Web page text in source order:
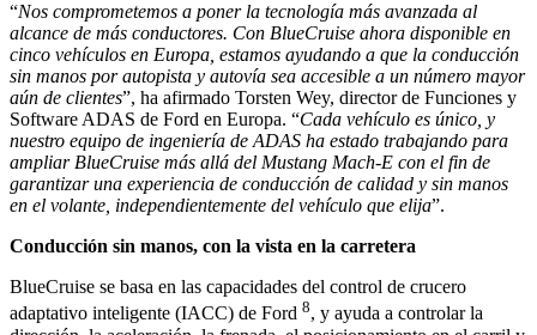
“Nos comprometemos a poner la tecnología más avanzada al
alcance de más conductores. Con BlueCruise ahora disponible en
cinco vehículos en Europa, estamos ayudando a que la conducción
sin manos por autopista y autovía sea accesible a un número mayor
aún de clientes”, ha afirmado Torsten Wey, director de Funciones y
Software ADAS de Ford en Europa. “Cada vehículo es único, y
nuestro equipo de ingeniería de ADAS ha estado trabajando para
ampliar BlueCruise más allá del Mustang Mach-E con el fin de
garantizar una experiencia de conducción de calidad y sin manos
en el volante, independientemente del vehículo que elija”.
Conducción sin manos, con la vista en la carretera
BlueCruise se basa en las capacidades del control de crucero
adaptativo inteligente (IACC) de Ford 8, y ayuda a controlar la